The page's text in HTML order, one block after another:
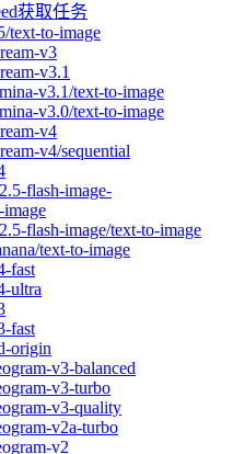
获取任务
text-to-image
v3
v3.1
v3.1/text-to-image
v3.0/text-to-image
v4
v4/sequential
flash-image-
flash-image/text-to-image
text-to-image
fast
ultra
fast
origin
v3-balanced
v3-turbo
v3-quality
v2a-turbo
v2